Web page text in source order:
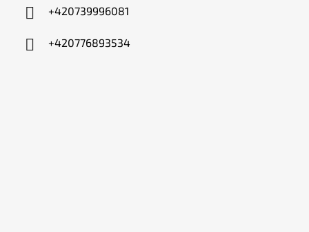
+420739996081
+420776893534